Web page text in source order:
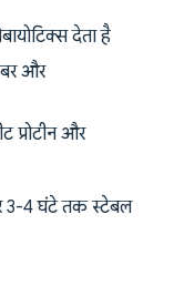
देता है
और
प्रोटीन और
3-4 घंटे तक स्टेबल